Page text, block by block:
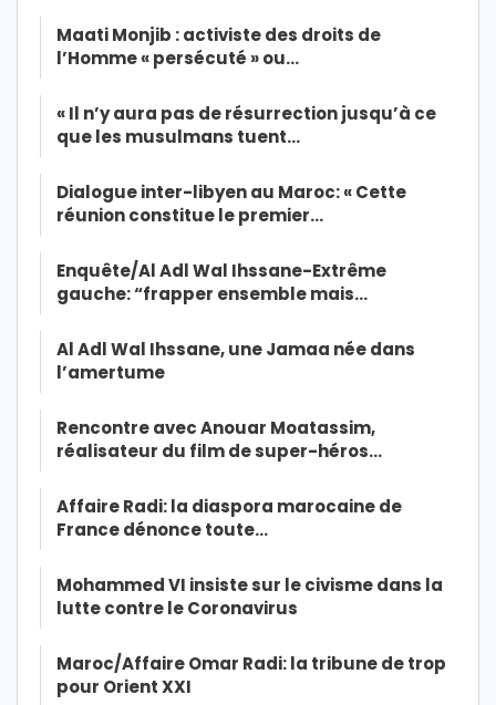
Maati Monjib : activiste des droits de
l’Homme « persécuté » ou…
« Il n’y aura pas de résurrection jusqu’à ce
que les musulmans tuent…
Dialogue inter-libyen au Maroc: « Cette
réunion constitue le premier…
Enquête/Al Adl Wal Ihssane-Extrême
gauche: “frapper ensemble mais…
Al Adl Wal Ihssane, une Jamaa née dans
l’amertume
Rencontre avec Anouar Moatassim,
réalisateur du film de super-héros…
Affaire Radi: la diaspora marocaine de
France dénonce toute…
Mohammed VI insiste sur le civisme dans la
lutte contre le Coronavirus
Maroc/Affaire Omar Radi: la tribune de trop
pour Orient XXI